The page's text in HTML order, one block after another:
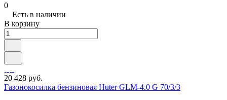
0
Есть в наличии
В корзину
20 428 руб.
Газонокосилка бензиновая Huter GLM-4.0 G 70/3/3